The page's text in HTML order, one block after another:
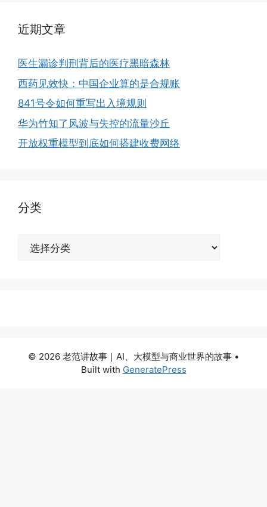
近期文章
医生漏诊判刑背后的医疗黑暗森林
西药见效快：中国企业算的是合规账
841号令如何重写出入境规则
华为竹知了风波与失控的流量沙丘
开放权重模型到底如何搭建收费网络
分类
© 2026 老范讲故事｜AI、大模型与商业世界的故事 •
Built with GeneratePress